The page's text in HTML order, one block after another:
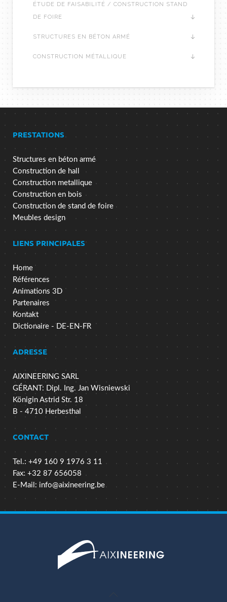
ÉTUDE DE FAISABILITÉ / CONSTRUCTION STAND
DE FOIRE
STRUCTURES EN BÉTON ARMÉ
CONSTRUCTION MÉTALLIQUE
PRESTATIONS
Structures en béton armé
Construction de hall
Construction metallique
Construction en bois
Construction de stand de foire
Meubles design
LIENS PRINCIPALES
Home
Références
Animations 3D
Partenaires
Kontakt
Dictionaire - DE-EN-FR
ADRESSE
AIXINEERING SARL
GÉRANT: Dipl. Ing. Jan Wisniewski
Königin Astrid Str. 18
B - 4710 Herbesthal
CONTACT
Tel.: +49 160 9 1976 3 11
Fax: +32 87 656058
E-Mail: info@aixineering.be